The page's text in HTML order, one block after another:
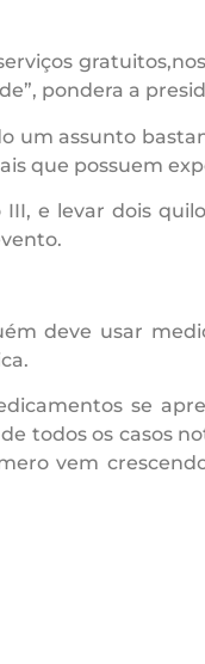
pondera a
um assunto
que possuem
e levar dois
deve usar
se
todos os casos
vem